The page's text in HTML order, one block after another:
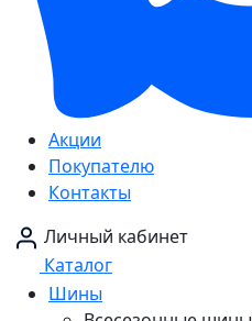
Акции
Покупателю
Контакты
Личный кабинет
Каталог
Шины